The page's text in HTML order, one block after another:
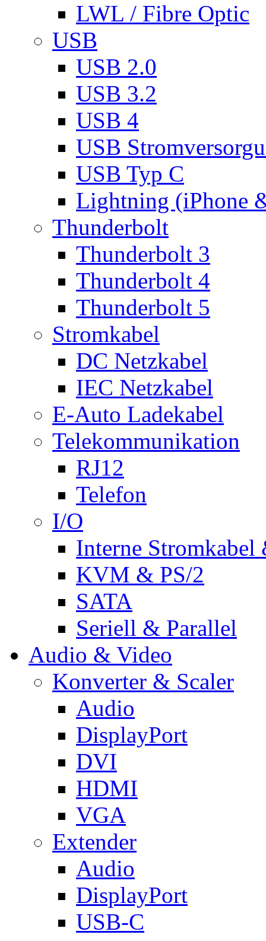
LWL / Fibre Optic
USB
USB 2.0
USB 3.2
USB 4
USB
USB Typ C
Lightning (iPhone
Thunderbolt
Thunderbolt 3
Thunderbolt 4
Thunderbolt 5
Stromkabel
DC Netzkabel
IEC Netzkabel
E-Auto Ladekabel
Telekommunikation
RJ12
Telefon
I/O
Interne Stromkabel
KVM & PS/2
SATA
Seriell & Parallel
Audio & Video
Konverter & Scaler
Audio
DisplayPort
DVI
HDMI
VGA
Extender
Audio
DisplayPort
USB-C